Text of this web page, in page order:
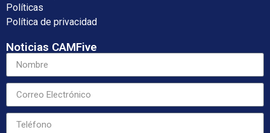
Políticas
Política de privacidad
Noticias CAMFive